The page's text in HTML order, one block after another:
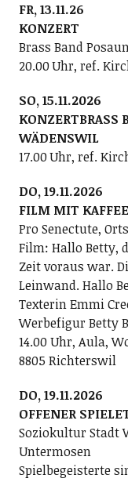
FR, 13.11.26
KONZERT
Brass Band
20.00 Uhr, ref.
SO, 15.11.2026
KONZERTBRASS
WÄDENSWIL
17.00 Uhr, ref.
DO, 19.11.2026
FILM MIT
Pro Senectute,
Film: Hallo Betty,
Zeit voraus war.
Leinwand. Hallo
Texterin Emmi
Werbefigur Betty
14.00 Uhr, Aula,
8805 Richterswil
DO, 19.11.2026
OFFENER
Soziokultur Stadt
Untermosen
Spielbegeisterte